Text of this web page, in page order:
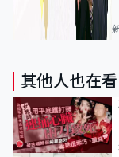
其他人也在看